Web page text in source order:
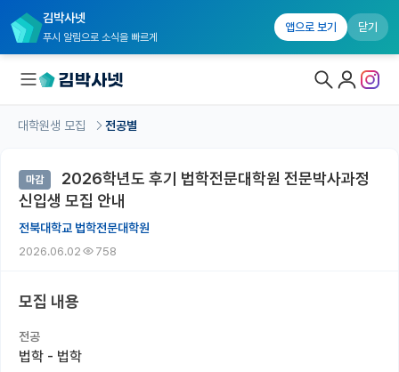
김박사넷
푸시 알림으로 소식을 빠르게
앱으로 보기 닫기
대학원생 모집 홈
기관별 모집 정보
연구실별 모집 정보
전공별 모집 정보
국내대학원 정보
대학원생 모집 전공별
마감
2026학년도 후기 법학전문대학원 전문박사과정
신입생 모집 안내
전북대학교 법학전문대학원
2026.06.02 758
모집 내용
전공
법학 - 법학